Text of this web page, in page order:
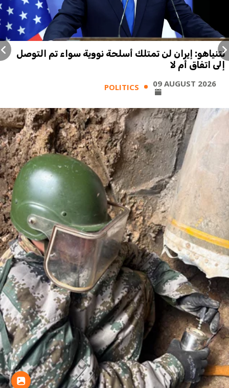
نتنياهو: إيران لن تمتلك أسلحة نووية سواء تم التوصل
إلى اتفاق أم لا
POLITICS 09 AUGUST 2026